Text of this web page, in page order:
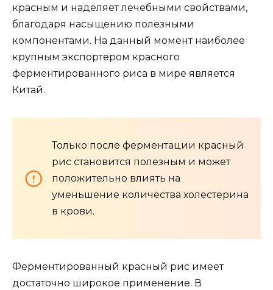
красным и наделяет лечебными свойствами,
благодаря насыщению полезными
компонентами. На данный момент наиболее
крупным экспортером красного
ферментированного риса в мире является
Китай.
Только после ферментации красный
рис становится полезным и может
положительно влиять на
уменьшение количества холестерина
в крови.
Ферментированный красный рис имеет
достаточно широкое применение. В